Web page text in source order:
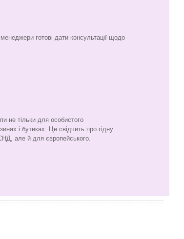
готові дати консультації щодо
не тільки для особистого
і бутиках. Це свідчить про гідну
але й для європейського.